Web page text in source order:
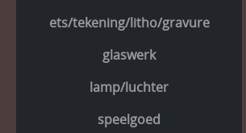
ets/tekening/litho/gravure
glaswerk
lamp/luchter
speelgoed